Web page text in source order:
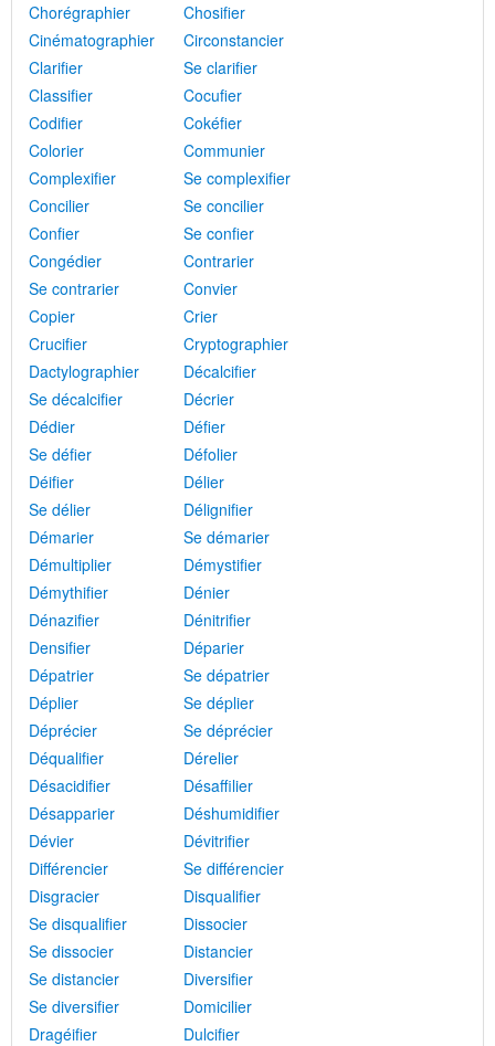
Chorégraphier
Chosifier
Cinématographier
Circonstancier
Clarifier
Se clarifier
Classifier
Cocufier
Codifier
Cokéfier
Colorier
Communier
Complexifier
Se complexifier
Concilier
Se concilier
Confier
Se confier
Congédier
Contrarier
Se contrarier
Convier
Copier
Crier
Crucifier
Cryptographier
Dactylographier
Décalcifier
Se décalcifier
Décrier
Dédier
Défier
Se défier
Défolier
Déifier
Délier
Se délier
Délignifier
Démarier
Se démarier
Démultiplier
Démystifier
Démythifier
Dénier
Dénazifier
Dénitrifier
Densifier
Déparier
Dépatrier
Se dépatrier
Déplier
Se déplier
Déprécier
Se déprécier
Déqualifier
Dérelier
Désacidifier
Désaffilier
Désapparier
Déshumidifier
Dévier
Dévitrifier
Différencier
Se différencier
Disgracier
Disqualifier
Se disqualifier
Dissocier
Se dissocier
Distancier
Se distancier
Diversifier
Se diversifier
Domicilier
Dragéifier
Dulcifier